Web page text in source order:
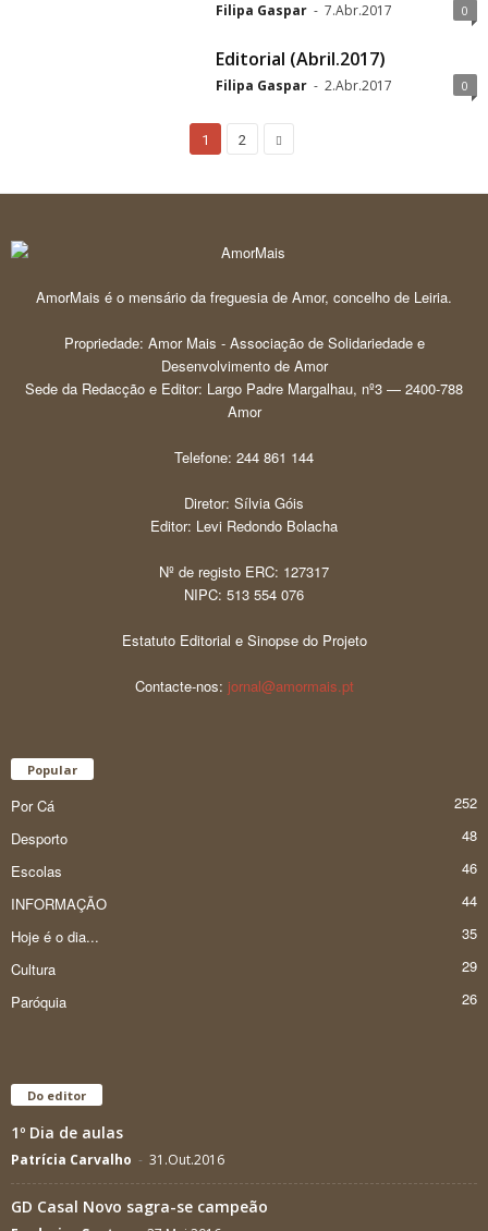
Filipa Gaspar - 7.Abr.2017 0
Editorial (Abril.2017)
Filipa Gaspar - 2.Abr.2017 0
1 2
AmorMais é o mensário da freguesia de Amor, concelho de Leiria.
Propriedade: Amor Mais - Associação de Solidariedade e
Desenvolvimento de Amor
Sede da Redacção e Editor: Largo Padre Margalhau, nº3 — 2400-788
Amor
Telefone: 244 861 144
Diretor: Sílvia Góis
Editor: Levi Redondo Bolacha
Nº de registo ERC: 127317
NIPC: 513 554 076
Estatuto Editorial e Sinopse do Projeto
Contacte-nos: jornal@amormais.pt
Popular
Por Cá
252
Desporto
48
Escolas
46
INFORMAÇÃO
44
Hoje é o dia...
35
Cultura
29
Paróquia
26
Do editor
1º Dia de aulas
Patrícia Carvalho - 31.Out.2016
GD Casal Novo sagra-se campeão